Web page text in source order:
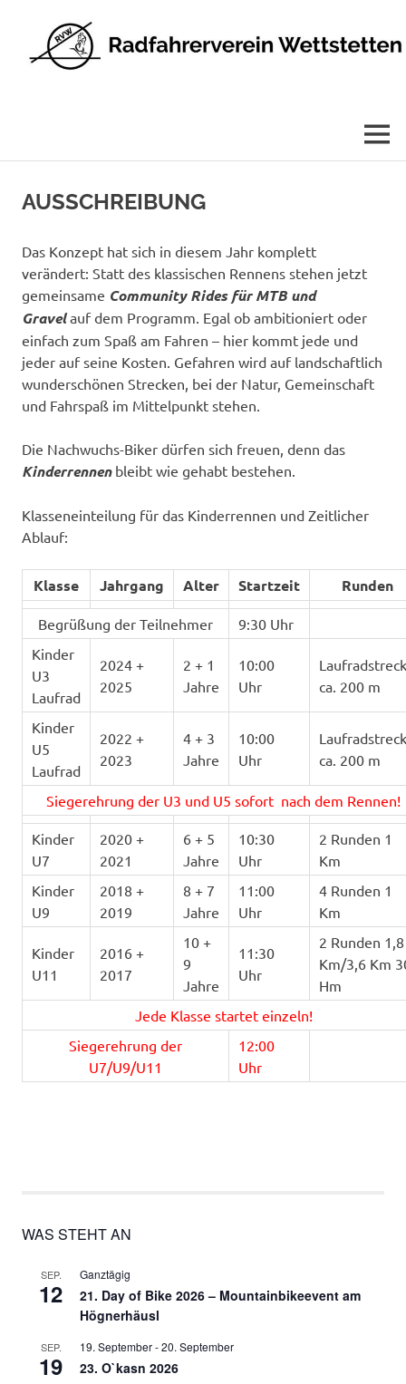
Zum
springen
MENÜ
AUSSCHREIBUNG
Das Konzept hat sich in diesem Jahr komplett
verändert: Statt des klassischen Rennens stehen jetzt
gemeinsame Community Rides für MTB und
Gravelauf dem Programm. Egal ob ambitioniert oder
einfach zum Spaß am Fahren – hier kommt jede und
jeder auf seine Kosten. Gefahren wird auf landschaftlich
wunderschönen Strecken, bei der Natur, Gemeinschaft
und Fahrspaß im Mittelpunkt stehen.
Die Nachwuchs-Biker dürfen sich freuen, denn das
Kinderrennenbleibt wie gehabt bestehen.
Klasseneinteilung für das Kinderrennen und Zeitlicher
Ablauf:
Klasse Jahrgang Alter Startzeit Runden
Begrüßung der Teilnehmer
9:30 Uhr
Kinder
U3
Laufrad
2024 +
2025
2 + 1
Jahre
10:00
Uhr
ca. 200 m
Kinder
U5
Laufrad
2022 +
2023
4 + 3
Jahre
10:00
Uhr
ca. 200 m
Siegerehrung der U3 und U5 sofort nach dem Rennen!
Kinder
U7
2020 +
2021
6 + 5
Jahre
10:30
Uhr
2 Runden 1
Km
Kinder
U9
2018 +
2019
8 + 7
Jahre
11:00
Uhr
4 Runden 1
Km
Kinder
U11
2016 +
2017
10 +
9
Jahre
11:30
Uhr
2 Runden 1,8
Km/3,6 Km
Hm
Jede Klasse startet einzeln!
Siegerehrung der
U7/U9/U11
12:00
Uhr
WAS STEHT AN
SEP.
12
Ganztägig
21. Day of Bike 2026 – Mountainbikeevent am
Högnerhäusl
SEP.
19
19. September-20. September
23. O`kasn 2026